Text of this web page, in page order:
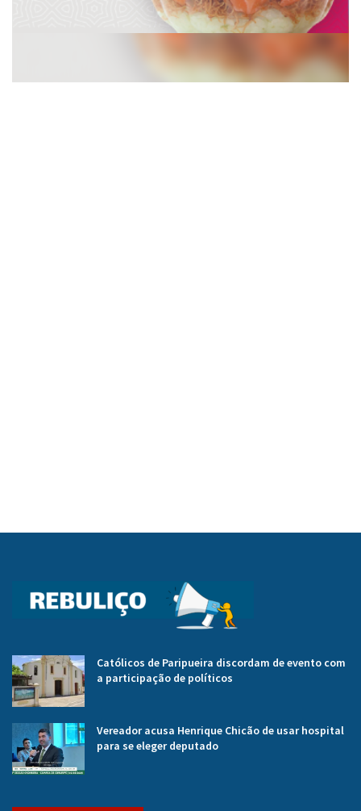
Católicos de Paripueira discordam de evento com
a participação de políticos
Vereador acusa Henrique Chicão de usar hospital
para se eleger deputado